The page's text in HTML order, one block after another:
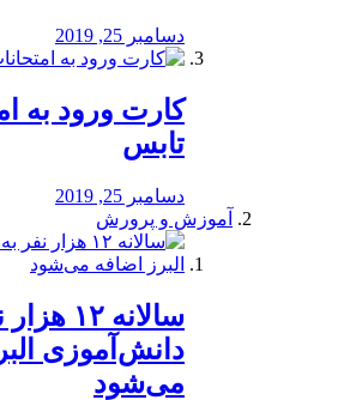
دسامبر 25, 2019
کارت ورود به
تابس
دسامبر 25, 2019
آموزش و پرورش
️سالانه
دانش‌آموزی
می‌شود